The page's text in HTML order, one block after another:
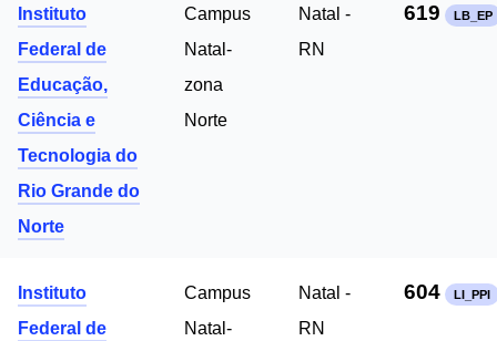
Instituto
Federal de
Educação,
Ciência e
Tecnologia do
Rio Grande do
Norte
Campus
Natal-
zona
Norte
Natal -
RN
619 LB_EP
Instituto
Federal de
Campus
Natal-
Natal -
RN
604 LI_PPI